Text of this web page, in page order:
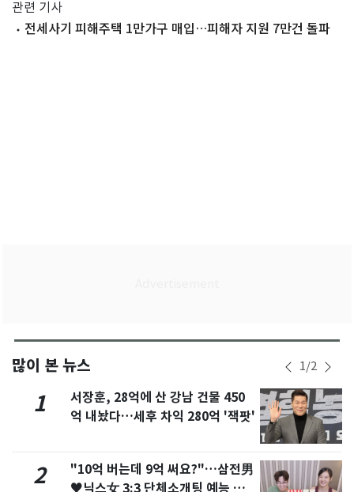
관련 기사
전세사기 피해주택 1만가구 매입…피해자 지원 7만건 돌파
많이 본 뉴스 1/2
1
서장훈, 28억에 산 강남 건물 450
억 내놨다…세후 차익 280억 '잭팟'
2
"10억 버는데 9억 써요?"…삼전男
♥닉스女 3:3 단체소개팅 예능 화